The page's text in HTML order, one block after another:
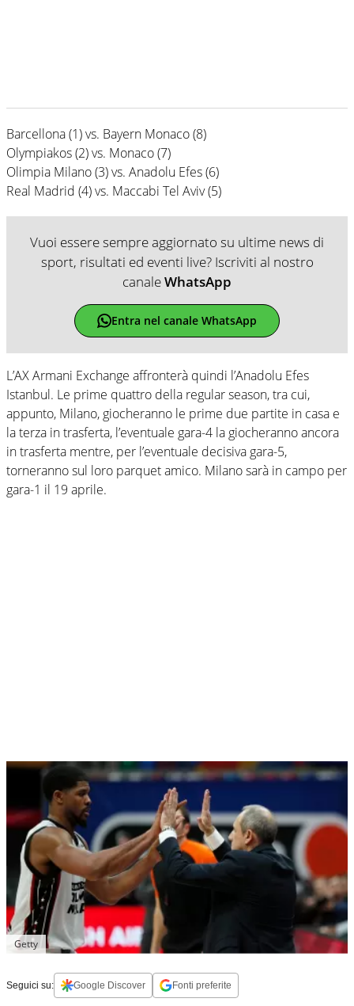
Barcellona (1) vs. Bayern Monaco (8)
Olympiakos (2) vs. Monaco (7)
Olimpia Milano (3) vs. Anadolu Efes (6)
Real Madrid (4) vs. Maccabi Tel Aviv (5)
Vuoi essere sempre aggiornato su ultime news di
sport, risultati ed eventi live? Iscriviti al nostro
canaleWhatsApp
Entra nel canale WhatsApp
L’AX Armani Exchange affronterà quindi l’Anadolu Efes
Istanbul. Le prime quattro della regular season, tra cui,
appunto, Milano, giocheranno le prime due partite in casa e
la terza in trasferta, l’eventuale gara-4 la giocheranno ancora
in trasferta mentre, per l’eventuale decisiva gara-5,
torneranno sul loro parquet amico. Milano sarà in campo per
gara-1 il 19 aprile.
Getty
Seguici su: Google Discover Fonti preferite